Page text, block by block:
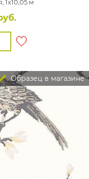
1x10,05 м
Образец в магазине